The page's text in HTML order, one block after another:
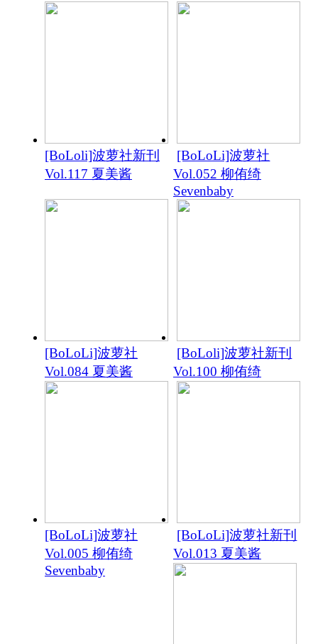
[BoLoli]波萝社新刊
Vol.117 夏美酱
[BoLoLi]波萝社
Vol.052 柳侑绮
Sevenbaby
[BoLoLi]波萝社
Vol.084 夏美酱
[BoLoli]波萝社新刊
Vol.100 柳侑绮
[BoLoLi]波萝社
Vol.005 柳侑绮
Sevenbaby
[BoLoLi]波萝社新刊
Vol.013 夏美酱